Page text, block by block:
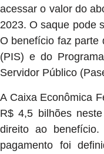
acessar o valor do
2023. O saque pode
O benefício faz parte
(PIS) e do
Servidor Público
A Caixa Econômica
R$ 4,5 bilhões
direito ao
pagamento foi